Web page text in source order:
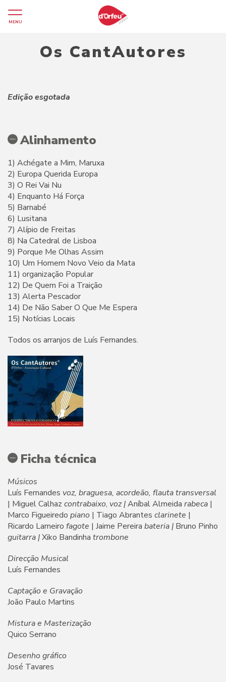
MENU
Os CantAutores
Edição esgotada
Alinhamento
1) Achégate a Mim, Maruxa
2) Europa Querida Europa
3) O Rei Vai Nu
4) Enquanto Há Força
5) Barnabé
6) Lusitana
7) Alípio de Freitas
8) Na Catedral de Lisboa
9) Porque Me Olhas Assim
10) Um Homem Novo Veio da Mata
11) organização Popular
12) De Quem Foi a Traição
13) Alerta Pescador
14) De Não Saber O Que Me Espera
15) Notícias Locais
Todos os arranjos de Luís Fernandes.
Ficha técnica
Músicos
Luís Fernandes voz, braguesa, acordeão, flauta transversal
| Miguel Calhaz contrabaixo, voz |Aníbal Almeida rabeca |
Marco Figueiredo piano | Tiago Abrantes clarinete |
Ricardo Lameiro fagote | Jaime Pereira bateria | Bruno Pinho
guitarra |Xiko Bandinha trombone
Direcção Musical
Luís Fernandes
Captação e Gravação
João Paulo Martins
Mistura e Masterização
Quico Serrano
Desenho gráfico
José Tavares